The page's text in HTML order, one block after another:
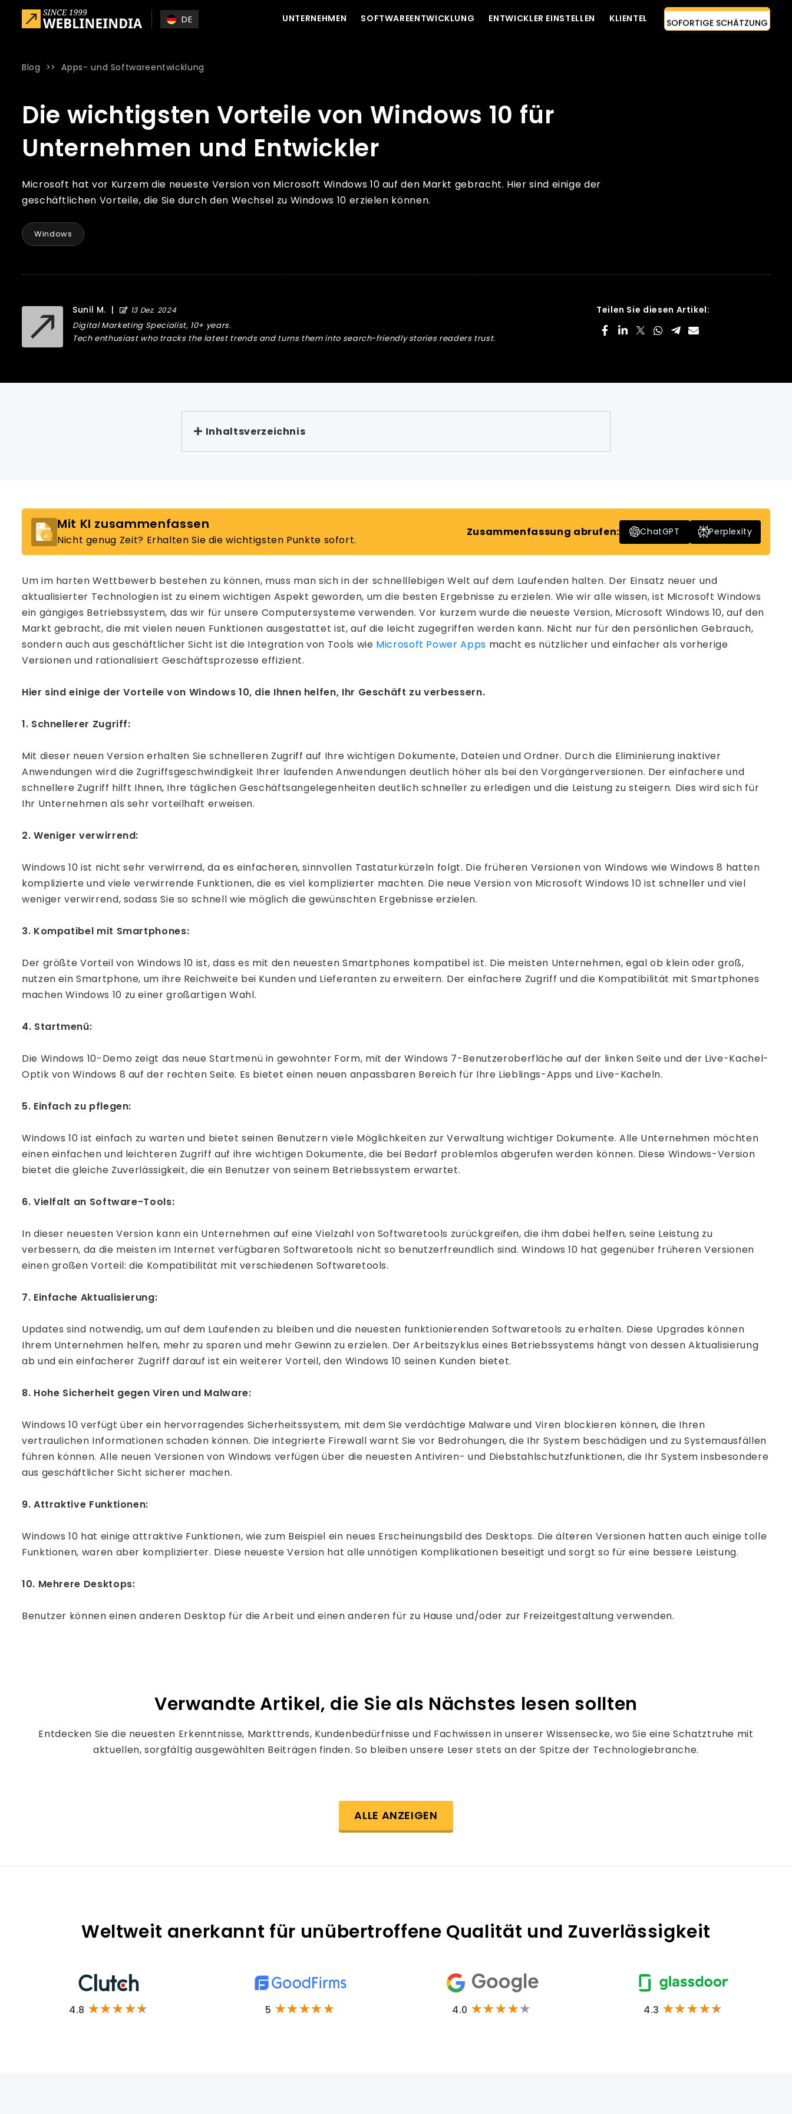
Skip to main content
DE UNTERNEHMEN SOFTWAREENTWICKLUNG ENTWICKLER EINSTELLEN KLIENTEL
SOFORTIGE SCHÄTZUNG
Blog >>Apps- und Softwareentwicklung
Die wichtigsten Vorteile von Windows 10 für
Unternehmen und Entwickler
Microsoft hat vor Kurzem die neueste Version von Microsoft Windows 10 auf den Markt gebracht. Hier sind einige der
geschäftlichen Vorteile, die Sie durch den Wechsel zu Windows 10 erzielen können.
Windows
Sunil M. | 13 Dez. 2024
Digital Marketing Specialist, 10+ years.
Tech enthusiast who tracks the latest trends and turns them into search-friendly stories readers trust.
Teilen Sie diesen Artikel:
Inhaltsverzeichnis
Mit KI zusammenfassen
Nicht genug Zeit? Erhalten Sie die wichtigsten Punkte sofort.
Zusammenfassung abrufen: ChatGPT Perplexity
Um im harten Wettbewerb bestehen zu können, muss man sich in der schnelllebigen Welt auf dem Laufenden halten. Der Einsatz neuer und
aktualisierter Technologien ist zu einem wichtigen Aspekt geworden, um die besten Ergebnisse zu erzielen. Wie wir alle wissen, ist Microsoft Windows
ein gängiges Betriebssystem, das wir für unsere Computersysteme verwenden. Vor kurzem wurde die neueste Version, Microsoft Windows 10, auf den
Markt gebracht, die mit vielen neuen Funktionen ausgestattet ist, auf die leicht zugegriffen werden kann. Nicht nur für den persönlichen Gebrauch,
sondern auch aus geschäftlicher Sicht ist die Integration von Tools wie Microsoft Power Apps macht es nützlicher und einfacher als vorherige
Versionen und rationalisiert Geschäftsprozesse effizient.
Hier sind einige der Vorteile von Windows 10, die Ihnen helfen, Ihr Geschäft zu verbessern.
1. Schnellerer Zugriff:
Mit dieser neuen Version erhalten Sie schnelleren Zugriff auf Ihre wichtigen Dokumente, Dateien und Ordner. Durch die Eliminierung inaktiver
Anwendungen wird die Zugriffsgeschwindigkeit Ihrer laufenden Anwendungen deutlich höher als bei den Vorgängerversionen. Der einfachere und
schnellere Zugriff hilft Ihnen, Ihre täglichen Geschäftsangelegenheiten deutlich schneller zu erledigen und die Leistung zu steigern. Dies wird sich für
Ihr Unternehmen als sehr vorteilhaft erweisen.
2. Weniger verwirrend:
Windows 10 ist nicht sehr verwirrend, da es einfacheren, sinnvollen Tastaturkürzeln folgt. Die früheren Versionen von Windows wie Windows 8 hatten
komplizierte und viele verwirrende Funktionen, die es viel komplizierter machten. Die neue Version von Microsoft Windows 10 ist schneller und viel
weniger verwirrend, sodass Sie so schnell wie möglich die gewünschten Ergebnisse erzielen.
3. Kompatibel mit Smartphones:
Der größte Vorteil von Windows 10 ist, dass es mit den neuesten Smartphones kompatibel ist. Die meisten Unternehmen, egal ob klein oder groß,
nutzen ein Smartphone, um ihre Reichweite bei Kunden und Lieferanten zu erweitern. Der einfachere Zugriff und die Kompatibilität mit Smartphones
machen Windows 10 zu einer großartigen Wahl.
4. Startmenü:
Die Windows 10-Demo zeigt das neue Startmenü in gewohnter Form, mit der Windows 7-Benutzeroberfläche auf der linken Seite und der Live-Kachel-
Optik von Windows 8 auf der rechten Seite. Es bietet einen neuen anpassbaren Bereich für Ihre Lieblings-Apps und Live-Kacheln.
5. Einfach zu pflegen:
Windows 10 ist einfach zu warten und bietet seinen Benutzern viele Möglichkeiten zur Verwaltung wichtiger Dokumente. Alle Unternehmen möchten
einen einfachen und leichteren Zugriff auf ihre wichtigen Dokumente, die bei Bedarf problemlos abgerufen werden können. Diese Windows-Version
bietet die gleiche Zuverlässigkeit, die ein Benutzer von seinem Betriebssystem erwartet.
6. Vielfalt an Software-Tools:
In dieser neuesten Version kann ein Unternehmen auf eine Vielzahl von Softwaretools zurückgreifen, die ihm dabei helfen, seine Leistung zu
verbessern, da die meisten im Internet verfügbaren Softwaretools nicht so benutzerfreundlich sind. Windows 10 hat gegenüber früheren Versionen
einen großen Vorteil: die Kompatibilität mit verschiedenen Softwaretools.
7. Einfache Aktualisierung:
Updates sind notwendig, um auf dem Laufenden zu bleiben und die neuesten funktionierenden Softwaretools zu erhalten. Diese Upgrades können
Ihrem Unternehmen helfen, mehr zu sparen und mehr Gewinn zu erzielen. Der Arbeitszyklus eines Betriebssystems hängt von dessen Aktualisierung
ab und ein einfacherer Zugriff darauf ist ein weiterer Vorteil, den Windows 10 seinen Kunden bietet.
8. Hohe Sicherheit gegen Viren und Malware:
Windows 10 verfügt über ein hervorragendes Sicherheitssystem, mit dem Sie verdächtige Malware und Viren blockieren können, die Ihren
vertraulichen Informationen schaden können. Die integrierte Firewall warnt Sie vor Bedrohungen, die Ihr System beschädigen und zu Systemausfällen
führen können. Alle neuen Versionen von Windows verfügen über die neuesten Antiviren- und Diebstahlschutzfunktionen, die Ihr System insbesondere
aus geschäftlicher Sicht sicherer machen.
9. Attraktive Funktionen:
Windows 10 hat einige attraktive Funktionen, wie zum Beispiel ein neues Erscheinungsbild des Desktops. Die älteren Versionen hatten auch einige tolle
Funktionen, waren aber komplizierter. Diese neueste Version hat alle unnötigen Komplikationen beseitigt und sorgt so für eine bessere Leistung.
10. Mehrere Desktops:
Benutzer können einen anderen Desktop für die Arbeit und einen anderen für zu Hause und/oder zur Freizeitgestaltung verwenden.
Verwandte Artikel, die Sie als Nächstes lesen sollten
Entdecken Sie die neuesten Erkenntnisse, Markttrends, Kundenbedürfnisse und Fachwissen in unserer Wissensecke, wo Sie eine Schatztruhe mit
aktuellen, sorgfältig ausgewählten Beiträgen finden. So bleiben unsere Leser stets an der Spitze der Technologiebranche.
ALLE ANZEIGEN
Weltweit anerkannt für unübertroffene Qualität und Zuverlässigkeit
4.8 5 4.0 4.3